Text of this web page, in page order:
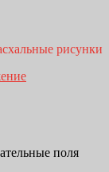
рисунки
поля